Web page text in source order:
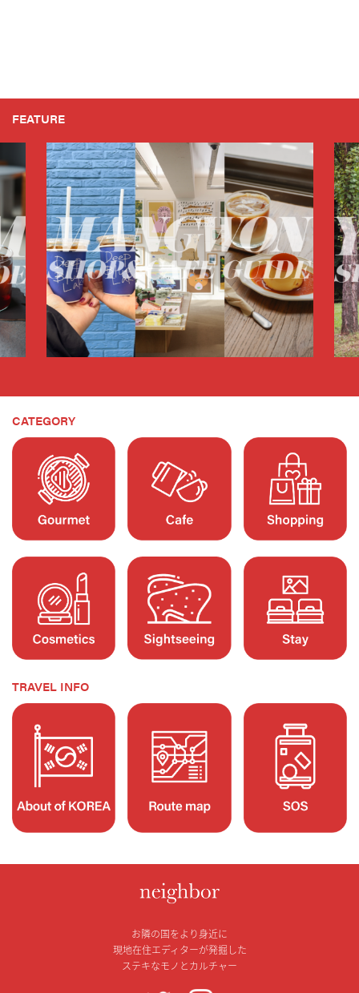
FEATURE
CATEGORY
TRAVEL INFO
お隣の国をより身近に
現地在住エディターが発掘した
ステキなモノとカルチャー